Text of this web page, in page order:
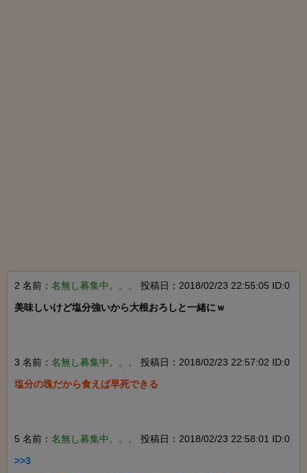
2 名前： 名無し募集中。。。
投稿日：2018/02/23 22:55:05 ID:0
美味しいけど塩分強いから大根おろしと一緒にｗ
3 名前： 名無し募集中。。。
投稿日：2018/02/23 22:57:02 ID:0
塩分の塊だから食えば早死できる
5 名前： 名無し募集中。。。
投稿日：2018/02/23 22:58:01 ID:0
>>3